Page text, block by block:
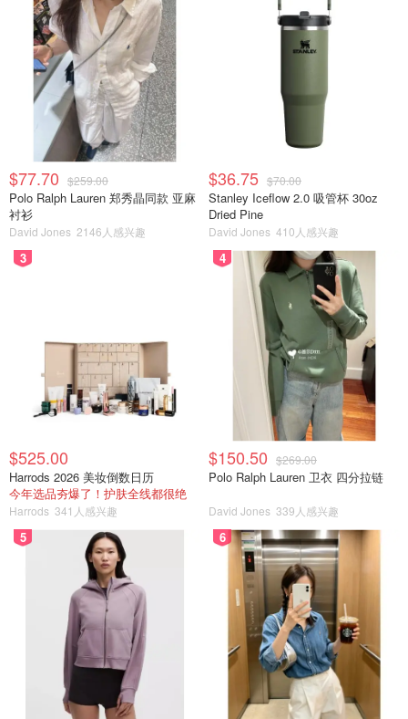
過一年啦！
膽小貓的親訓過程
中間真的經歷很多，其中一隻麵麵很膽小怕人，也非常討厭
人類，有長達兩個月的時間一直到處亂大便，包括沙發、地
板亂噴、包包、浴缸等等，被大到都沒沙發坐了呢！
$77.70 $259.00
Polo Ralph Lauren 郑秀晶同款 亚麻
衬衫
David Jones 2146人感兴趣
$36.75 $70.00
Stanley Iceflow 2.0 吸管杯 30oz
Dried Pine
David Jones 410人感兴趣
3
$525.00
Harrods 2026 美妆倒数日历
今年选品夯爆了！护肤全线都很绝
Harrods 341人感兴趣
4
$150.50 $269.00
Polo Ralph Lauren 卫衣 四分拉链
David Jones 339人感兴趣
5 6